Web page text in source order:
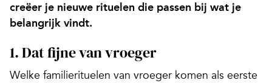
creëer je nieuwe rituelen die passen bij wat je
belangrijk vindt.
1. Dat fijne van vroeger
Welke familierituelen van vroeger komen als eerste